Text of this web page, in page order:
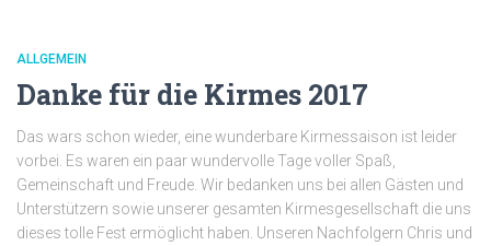
ALLGEMEIN
Danke für die Kirmes 2017
Das wars schon wieder, eine wunderbare Kirmessaison ist leider
vorbei. Es waren ein paar wundervolle Tage voller Spaß,
Gemeinschaft und Freude. Wir bedanken uns bei allen Gästen und
Unterstützern sowie unserer gesamten Kirmesgesellschaft die uns
dieses tolle Fest ermöglicht haben. Unseren Nachfolgern Chris und